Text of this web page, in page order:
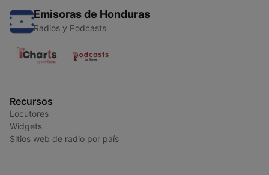
Emisoras de Honduras
Radios y Podcasts
Recursos
Locutores
Widgets
Sitios web de radio por país